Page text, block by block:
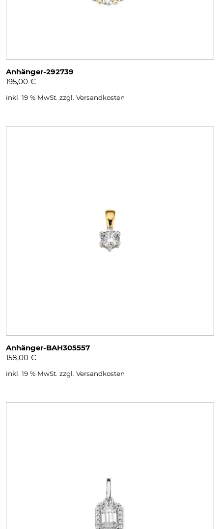
Anhänger-292739
195,00 €
inkl. 19 % MwSt. zzgl. Versandkosten
Anhänger-BAH305557
158,00 €
inkl. 19 % MwSt. zzgl. Versandkosten